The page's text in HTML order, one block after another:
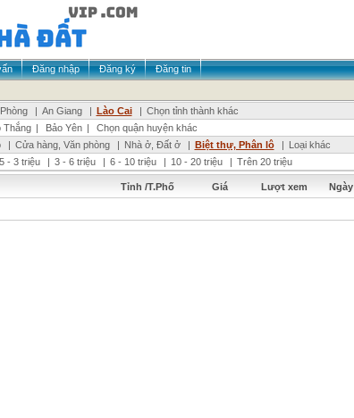
Đăng nhập Đăng ký
Đăng tin
| An Giang | Lào Cai | Chọn tỉnh thành khác
Thắng | Bảo Yên |
Chọn quận huyện khác
| Cửa hàng, Văn phòng | Nhà ở, Đất ở | Biệt thự, Phân lô | Loại khác
- 3 triệu | 3 - 6 triệu | 6 - 10 triệu | 10 - 20 triệu | Trên 20 triệu
Tỉnh /T.Phố Giá Lượt xem Ngày